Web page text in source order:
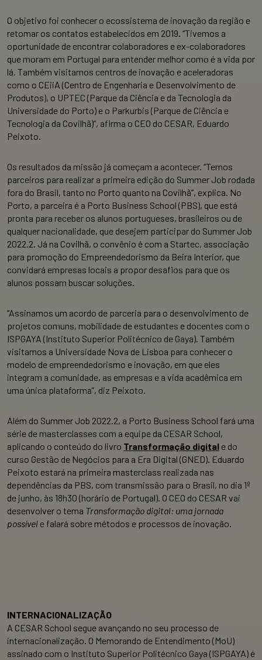
O objetivo foi conhecer o ecossistema de inovação da região e
retomar os contatos estabelecidos em 2019. “Tivemos a
oportunidade de encontrar colaboradores e ex-colaboradores
que moram em Portugal para entender melhor como é a vida por
lá. Também visitamos centros de inovação e aceleradoras
como o CEiiA (Centro de Engenharia e Desenvolvimento de
Produtos), o UPTEC (Parque da Ciência e da Tecnologia da
Universidade do Porto) e o Parkurbis (Parque de Ciência e
Tecnologia da Covilhã)”, afirma o CEO do CESAR, Eduardo
Peixoto.
Os resultados da missão já começam a acontecer. “Temos
parceiros para realizar a primeira edição do Summer Job rodada
fora do Brasil, tanto no Porto quanto na Covilhã”, explica. No
Porto, a parceira é a Porto Business School (PBS), que está
pronta para receber os alunos portugueses, brasileiros ou de
qualquer nacionalidade, que desejem participar do Summer Job
2022.2. Já na Covilhã, o convênio é com a Startec, associação
para promoção do Empreendedorismo da Beira Interior, que
convidará empresas locais a propor desafios para que os
alunos possam buscar soluções.
“Assinamos um acordo de parceria para o desenvolvimento de
projetos comuns, mobilidade de estudantes e docentes com o
ISPGAYA (Instituto Superior Politécnico de Gaya). Também
visitamos a Universidade Nova de Lisboa para conhecer o
modelo de empreendedorismo e inovação, em que eles
integram a comunidade, as empresas e a vida acadêmica em
uma única plataforma”, diz Peixoto.
Além do Summer Job 2022.2, a Porto Business School fará uma
série de masterclasses com a equipe da CESAR School,
aplicando o conteúdo do livro Transformação digital e do
curso Gestão de Negócios para a Era Digital (GNED). Eduardo
Peixoto estará na primeira masterclass realizada nas
dependências da PBS, com transmissão para o Brasil, no dia 1º
de junho, às 18h30 (horário de Portugal). O CEO do CESAR vai
desenvolver o tema Transformação digital: uma jornada
possível e falará sobre métodos e processos de inovação.
INTERNACIONALIZAÇÃO
A CESAR School segue avançando no seu processo de
internacionalização. O Memorando de Entendimento (MoU)
assinado com o Instituto Superior Politécnico Gaya (ISPGAYA) é